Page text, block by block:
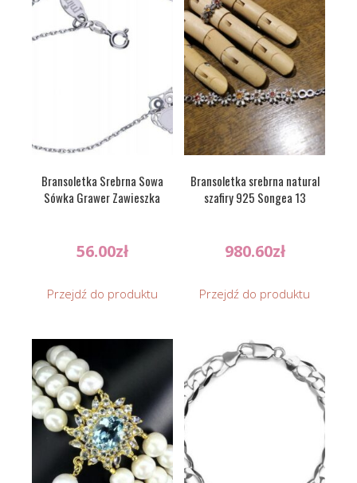
Bransoletka Srebrna Sowa
Sówka Grawer Zawieszka
56.00zł
Przejdź do produktu
Bransoletka srebrna natural
szafiry 925 Songea 13
980.60zł
Przejdź do produktu